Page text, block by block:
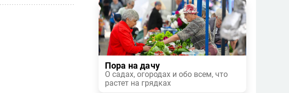
Пора на дачу
О садах, огородах и обо всем, что
растет на грядках